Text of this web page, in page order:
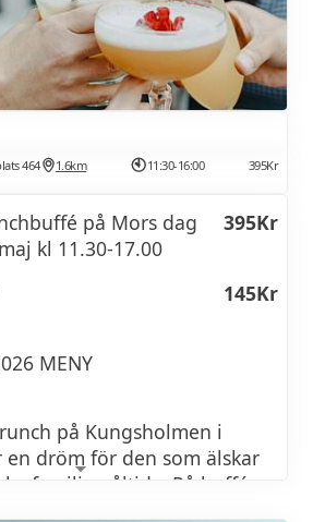
G Ä VR)
kyckling
nötkött (L G Ä)
med curry & kokosmjölk (VA)
(VA)
med chilidressing &
(VA)
464
1.6km 11:30-16:00 395Kr
på Mors dag
kl 11.30-17.00
395Kr
145Kr
MENY
på Kungsholmen i
en dröm för den som älskar
familjemåltider.På buffén